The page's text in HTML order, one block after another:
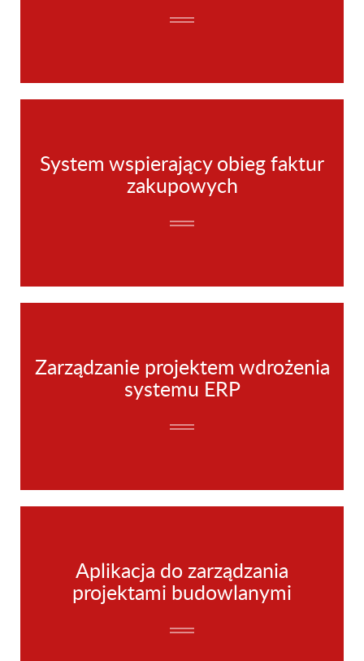
System wspierający obieg faktur
zakupowych
Zarządzanie projektem wdrożenia
systemu ERP
Aplikacja do zarządzania
projektami budowlanymi